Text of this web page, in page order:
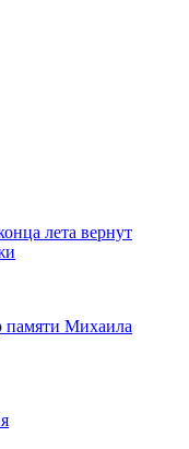
лета вернут
памяти Михаила